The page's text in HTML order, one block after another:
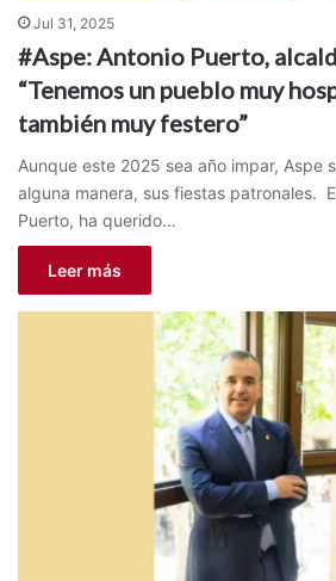
Jul 31, 2025
#Aspe: Antonio Puerto,
“Tenemos un pueblo muy
también muy festero”
Aunque este 2025 sea año impar, Aspe
alguna manera, sus fiestas patronales.
Puerto, ha querido…
Leer más